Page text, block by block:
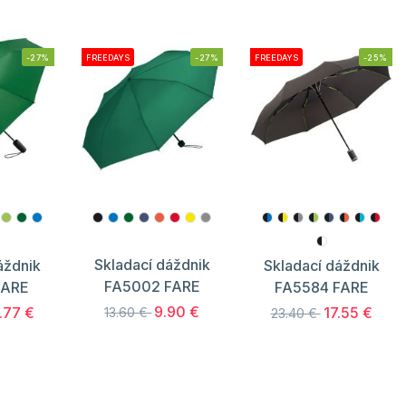
-27%
€
FREEDAYS -27%
Skladací dáždnik
FA5002 FARE
13.60 € 9.90 €
FREEDAYS -25%
Skladací dáždnik
FA5584 FARE
23.40 € 17.55 €